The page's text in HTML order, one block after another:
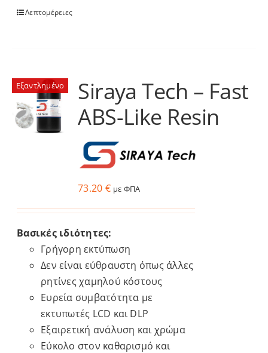
Λεπτομέρειες
Εξαντλημένο
Siraya Tech – Fast
ABS-Like Resin
73.20 € με ΦΠΑ
Βασικές ιδιότητες:
Γρήγορη εκτύπωση
Δεν είναι εύθραυστη όπως άλλες
ρητίνες χαμηλού κόστους
Ευρεία συμβατότητα με
εκτυπωτές LCD και DLP
Εξαιρετική ανάλυση και χρώμα
Εύκολο στον καθαρισμό και